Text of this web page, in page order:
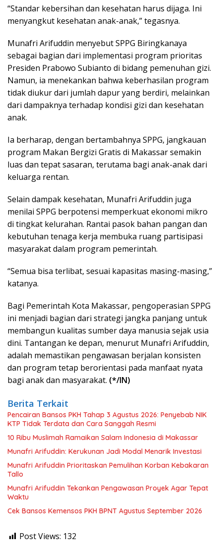
“Standar kebersihan dan kesehatan harus dijaga. Ini
menyangkut kesehatan anak-anak,” tegasnya.
Munafri Arifuddin menyebut SPPG Biringkanaya
sebagai bagian dari implementasi program prioritas
Presiden Prabowo Subianto di bidang pemenuhan gizi.
Namun, ia menekankan bahwa keberhasilan program
tidak diukur dari jumlah dapur yang berdiri, melainkan
dari dampaknya terhadap kondisi gizi dan kesehatan
anak.
Ia berharap, dengan bertambahnya SPPG, jangkauan
program Makan Bergizi Gratis di Makassar semakin
luas dan tepat sasaran, terutama bagi anak-anak dari
keluarga rentan.
Selain dampak kesehatan, Munafri Arifuddin juga
menilai SPPG berpotensi memperkuat ekonomi mikro
di tingkat kelurahan. Rantai pasok bahan pangan dan
kebutuhan tenaga kerja membuka ruang partisipasi
masyarakat dalam program pemerintah.
“Semua bisa terlibat, sesuai kapasitas masing-masing,”
katanya.
Bagi Pemerintah Kota Makassar, pengoperasian SPPG
ini menjadi bagian dari strategi jangka panjang untuk
membangun kualitas sumber daya manusia sejak usia
dini. Tantangan ke depan, menurut Munafri Arifuddin,
adalah memastikan pengawasan berjalan konsisten
dan program tetap berorientasi pada manfaat nyata
bagi anak dan masyarakat. (*/IN)
Berita Terkait
Pencairan Bansos PKH Tahap 3 Agustus 2026: Penyebab NIK
KTP Tidak Terdata dan Cara Sanggah Resmi
10 Ribu Muslimah Ramaikan Salam Indonesia di Makassar
Munafri Arifuddin: Kerukunan Jadi Modal Menarik Investasi
Munafri Arifuddin Prioritaskan Pemulihan Korban Kebakaran
Tallo
Munafri Arifuddin Tekankan Pengawasan Proyek Agar Tepat
Waktu
Cek Bansos Kemensos PKH BPNT Agustus September 2026
Post Views: 132